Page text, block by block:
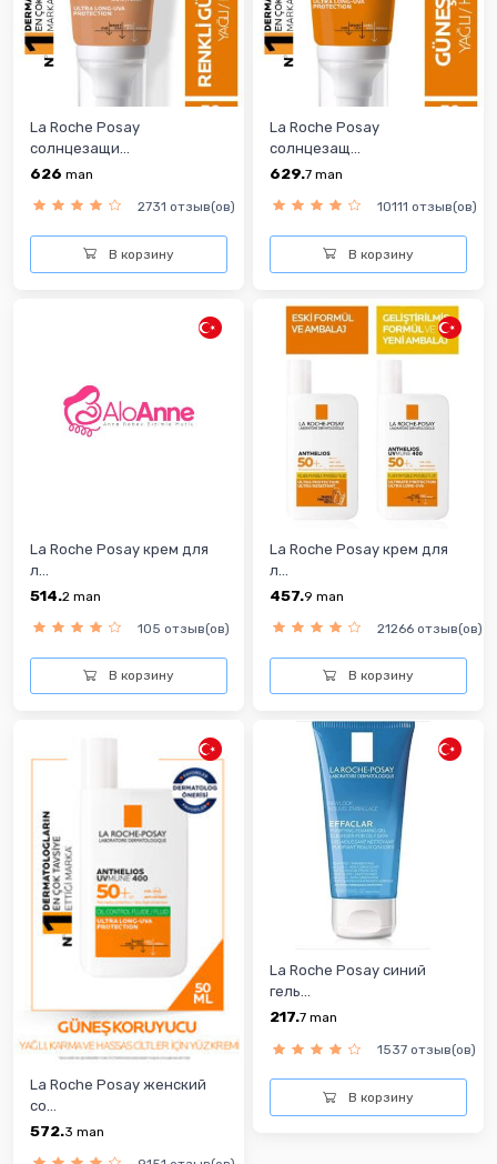
La Roche Posay
солнцезащи...
626 man
2731 отзыв(ов)
В корзину
La Roche Posay
солнцезащ...
629.7 man
10111 отзыв(ов)
В корзину
La Roche Posay крем для
л...
514.2 man
105 отзыв(ов)
В корзину
La Roche Posay крем для
л...
457.9 man
21266 отзыв(ов)
В корзину
La Roche Posay женский
cо...
572.3 man
La Roche Posay синий
гель...
217.7 man
1537 отзыв(ов)
В корзину